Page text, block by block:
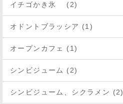
イチゴかき氷 (2)
オドントブラッシア (1)
オープンカフェ (1)
シンビジューム (2)
シンビジューム、シクラメン (2)